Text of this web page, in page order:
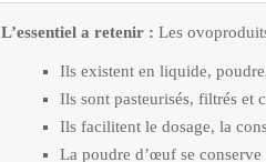
L’essentiel a retenir : Les
Ils existent en liquide,
Ils sont pasteurisés, filtrés et
Ils facilitent le dosage, la
La poudre d’œuf se